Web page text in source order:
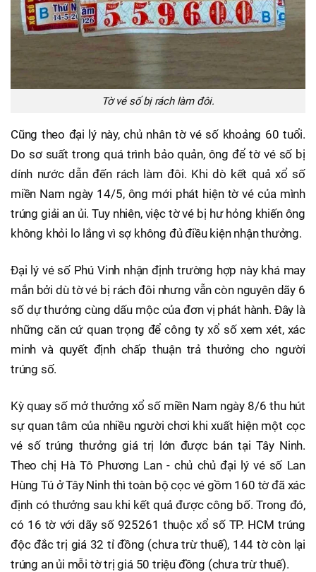
Tờ vé số bị rách làm đôi.
Cũng theo đại lý này, chủ nhân tờ vé số khoảng 60 tuổi.
Do sơ suất trong quá trình bảo quản, ông để tờ vé số bị
dính nước dẫn đến rách làm đôi. Khi dò kết quả xổ số
miền Nam ngày 14/5, ông mới phát hiện tờ vé của mình
trúng giải an ủi. Tuy nhiên, việc tờ vé bị hư hỏng khiến ông
không khỏi lo lắng vì sợ không đủ điều kiện nhận thưởng.
Đại lý vé số Phú Vinh nhận định trường hợp này khá may
mắn bởi dù tờ vé bị rách đôi nhưng vẫn còn nguyên dãy 6
số dự thưởng cùng dấu mộc của đơn vị phát hành. Đây là
những căn cứ quan trọng để công ty xổ số xem xét, xác
minh và quyết định chấp thuận trả thưởng cho người
trúng số.
Kỳ quay số mở thưởng xổ số miền Nam ngày 8/6 thu hút
sự quan tâm của nhiều người chơi khi xuất hiện một cọc
vé số trúng thưởng giá trị lớn được bán tại Tây Ninh.
Theo chị Hà Tô Phương Lan - chủ chủ đại lý vé số Lan
Hùng Tú ở Tây Ninh thì toàn bộ cọc vé gồm 160 tờ đã xác
định có thưởng sau khi kết quả được công bố. Trong đó,
có 16 tờ với dãy số 925261 thuộc xổ số TP. HCM trúng
độc đắc trị giá 32 tỉ đồng (chưa trừ thuế), 144 tờ còn lại
trúng an ủi mỗi tờ trị giá 50 triệu đồng (chưa trừ thuế).